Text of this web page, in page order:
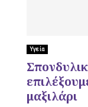
Υγεία
μαξιλάρι